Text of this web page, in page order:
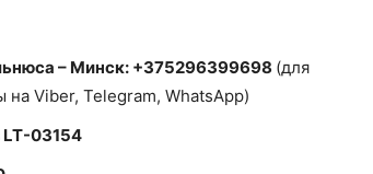
– Минск: +375296399698 (для
на Viber, Telegram, WhatsApp)
LT-03154